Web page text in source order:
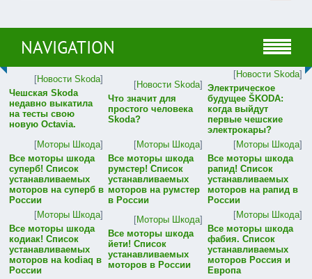
NAVIGATION
[Новости Skoda]
Чешская Skoda
недавно выкатила
на тесты свою
новую Octavia.
[Новости Skoda]
Что значит для
простого человека
Skoda?
[Новости Skoda]
Электрическое
будущее ŠKODA:
когда выйдут
первые чешские
электрокары?
[Моторы Шкода]
Все моторы шкода
суперб! Список
устанавливаемых
моторов на суперб в
России
[Моторы Шкода]
Все моторы шкода
румстер! Список
устанавливаемых
моторов на румстер
в России
[Моторы Шкода]
Все моторы шкода
рапид! Список
устанавливаемых
моторов на рапид в
России
[Моторы Шкода]
Все моторы шкода
кодиак! Список
устанавливаемых
моторов на kodiaq в
России
[Моторы Шкода]
Все моторы шкода
йети! Список
устанавливаемых
моторов в России
[Моторы Шкода]
Все моторы шкода
фабия. Список
устанавливаемых
моторов Россия и
Европа